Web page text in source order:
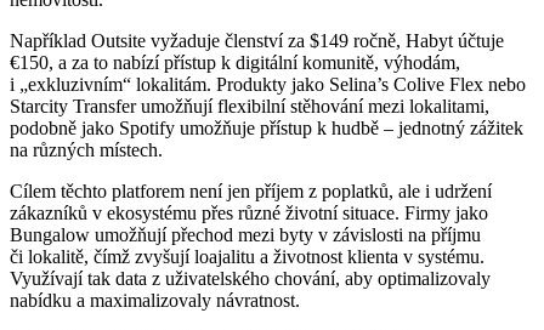
Například Outsite vyžaduje členství za $149 ročně, Habyt účtuje
€150, a za to nabízí přístup k digitální komunitě, výhodám,
i „exkluzivním“ lokalitám. Produkty jako Selina’s Colive Flex nebo
Starcity Transfer umožňují flexibilní stěhování mezi lokalitami,
podobně jako Spotify umožňuje přístup k hudbě – jednotný zážitek
na různých místech.
Cílem těchto platforem není jen příjem z poplatků, ale i udržení
zákazníků v ekosystému přes různé životní situace. Firmy jako
Bungalow umožňují přechod mezi byty v závislosti na příjmu
či lokalitě, čímž zvyšují loajalitu a životnost klienta v systému.
Využívají tak data z uživatelského chování, aby optimalizovaly
nabídku a maximalizovaly návratnost.